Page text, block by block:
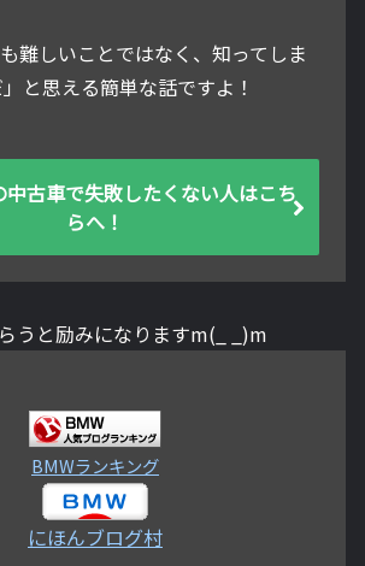
難しいことではなく、知ってしま
と思える簡単な話ですよ！
中古車で失敗したくない人はこち
らへ！
うと励みになりますm(_ _)m
BMWランキング
にほんブログ村